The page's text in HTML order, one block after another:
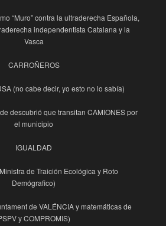
“Muro” contra la ultraderecha Española,
independentista Catalana y la
Vasca
CARROÑEROS
(no cabe decir, yo esto no lo sabía)
descubrió que transitan CAMIONES por
el municipio
IGUALDAD
de Traición Ecológica y Roto
Demógrafico)
de VALÉNCIA y matemáticas de
y COMPROMIS)